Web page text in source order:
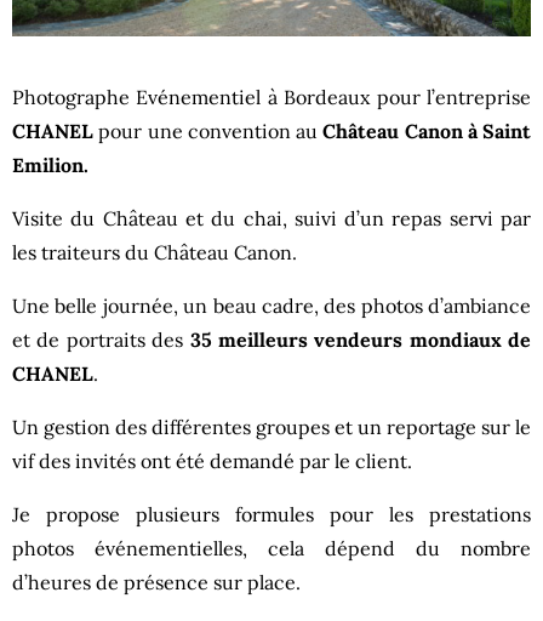
Photographe Evénementiel à Bordeaux pour l’entreprise
CHANEL pour une convention auChâteau Canon à Saint
Emilion.
Visite du Château et du chai, suivi d’un repas servi par
les traiteurs du Château Canon.
Une belle journée, un beau cadre, des photos d’ambiance
et de portraits des 35 meilleurs vendeurs mondiaux de
CHANEL.
Un gestion des différentes groupes et un reportage sur le
vif des invités ont été demandé par le client.
Je propose plusieurs formules pour les prestations
photos événementielles, cela dépend du nombre
d’heures de présence sur place.